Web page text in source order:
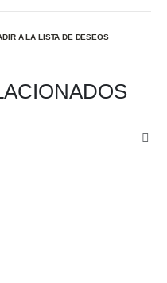
A LA LISTA DE DESEOS